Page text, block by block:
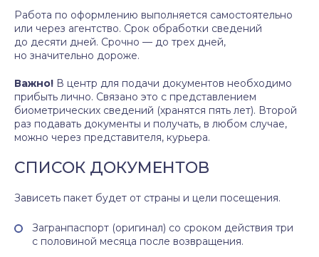
Работа по оформлению выполняется самостоятельно
или через агентство. Срок обработки сведений
до десяти дней. Срочно — до трех дней,
но значительно дороже.
Важно! В центр для подачи документов необходимо
прибыть лично. Связано это с представлением
биометрических сведений (хранятся пять лет). Второй
раз подавать документы и получать, в любом случае,
можно через представителя, курьера.
СПИСОК ДОКУМЕНТОВ
Зависеть пакет будет от страны и цели посещения.
Загранпаспорт (оригинал) со сроком действия три
с половиной месяца после возвращения.